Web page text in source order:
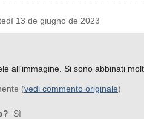
13 de giugno de 2023
all'immagine. Si sono abbinati
(vedi commento originale)
Sì